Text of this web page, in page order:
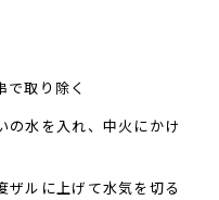
で取り除く
の水を入れ、中火にかけ
ザルに上げて水気を切る